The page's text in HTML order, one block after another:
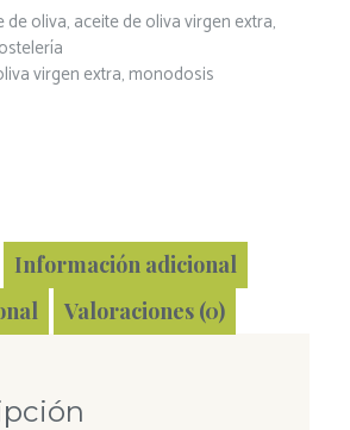
de oliva, aceite de oliva virgen extra,
virgen extra, monodosis
Información adicional
Valoraciones (0)